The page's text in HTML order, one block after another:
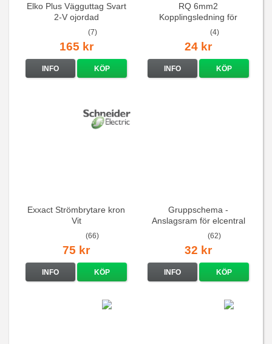
Elko Plus Vägguttag Svart
2-V ojordad
(7)
165 kr
INFO KÖP
RQ 6mm2
Kopplingsledning för
elcentraler mm
(4)
24 kr
INFO KÖP
Exxact Strömbrytare kron
Vit
(66)
75 kr
INFO KÖP
Gruppschema -
Anslagsram för elcentral
(62)
32 kr
INFO KÖP